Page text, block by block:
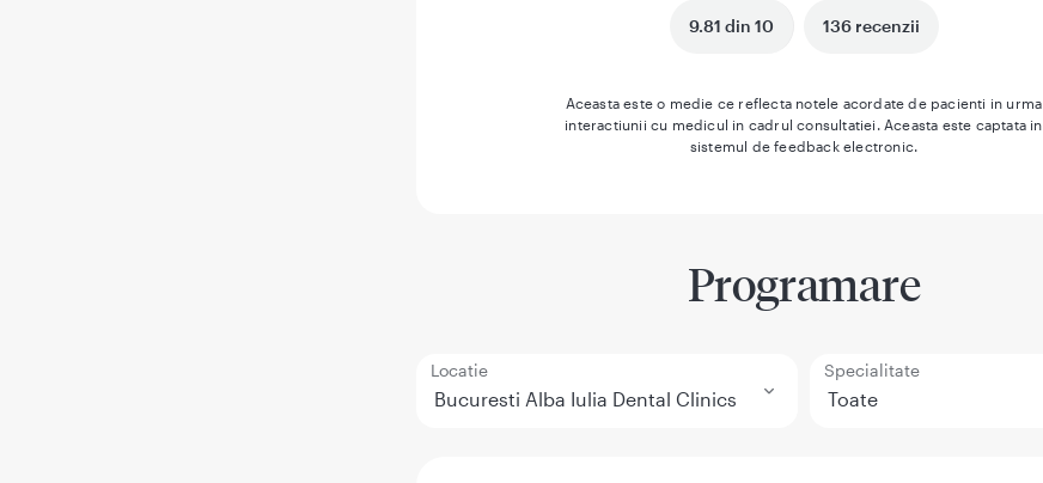
9.81 din 10 136 recenzii
Aceasta este o medie ce reflecta notele acordate de pacienti in urma
interactiunii cu medicul in cadrul consultatiei. Aceasta este captata in
sistemul de feedback electronic.
Programare
Locatie Specialitate